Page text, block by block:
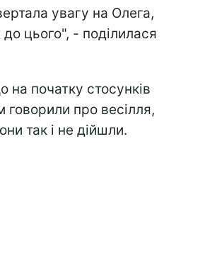
увагу на Олега,
до цього", - поділилася
на початку стосунків
говорили про весілля,
так і не дійшли.